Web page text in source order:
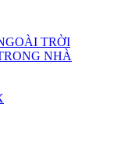
TRỜI
NHÀ